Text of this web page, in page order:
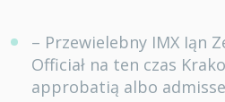
– Przewielebny IMX Iąn
Officiał na ten czas
approbatią albo